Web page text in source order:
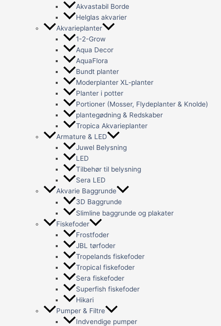
Akvastabil Borde
Helglas akvarier
Akvarieplanter
1-2-Grow
Aqua Decor
AquaFlora
Bundt planter
Moderplanter XL-planter
Planter i potter
Portioner (Mosser, Flydeplanter & Knolde)
plantegødning & Redskaber
Tropica Akvarieplanter
Armature & LED
Juwel Belysning
LED
Tilbehør til belysning
Sera LED
Akvarie Baggrunde
3D Baggrunde
Slimline baggrunde og plakater
Fiskefoder
Frostfoder
JBL tørfoder
Tropelands fiskefoder
Tropical fiskefoder
Sera fiskefoder
Superfish fiskefoder
Hikari
Pumper & Filtre
Indvendige pumper